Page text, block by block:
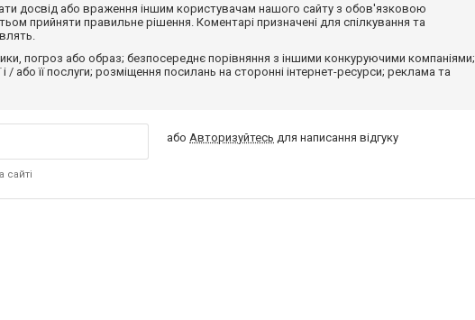
досвід або враження іншим користувачам нашого сайту з обов'язковою
прийняти правильне рішення. Коментарі призначені для спілкування та
погроз або образ; безпосереднє порівняння з іншими конкуруючими компаніями;
/ або її послуги; розміщення посилань на сторонні інтернет-ресурси; реклама та
сайті
або Авторизуйтесь для написання відгуку